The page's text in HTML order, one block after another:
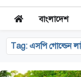
বাংলাদেশ
Tag: এসপি গোল্ডেন